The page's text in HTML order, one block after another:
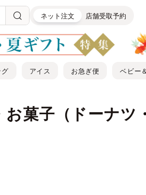
ネット注文 店舗受取予約
グ アイス お急ぎ便 ベビー
お菓子（ドーナツ